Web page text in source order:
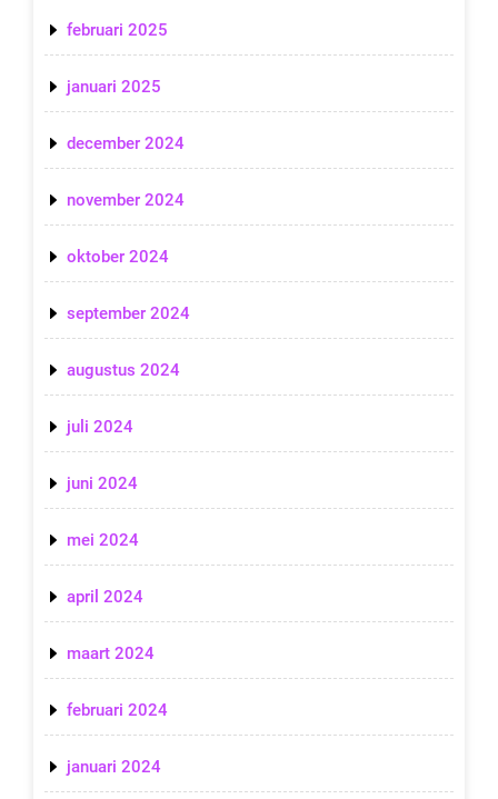
februari 2025
januari 2025
december 2024
november 2024
oktober 2024
september 2024
augustus 2024
juli 2024
juni 2024
mei 2024
april 2024
maart 2024
februari 2024
januari 2024